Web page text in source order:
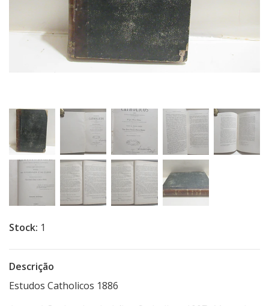
Stock: 1
Descrição
Estudos Catholicos 1886